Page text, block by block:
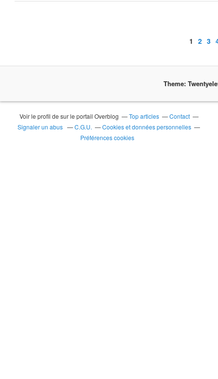
1 2 3
Theme:
Voir le profil de sur le portail Overblog Top articles
Contact
Signaler un abus
C.G.U.
Cookies et données personnelles
Préférences cookies